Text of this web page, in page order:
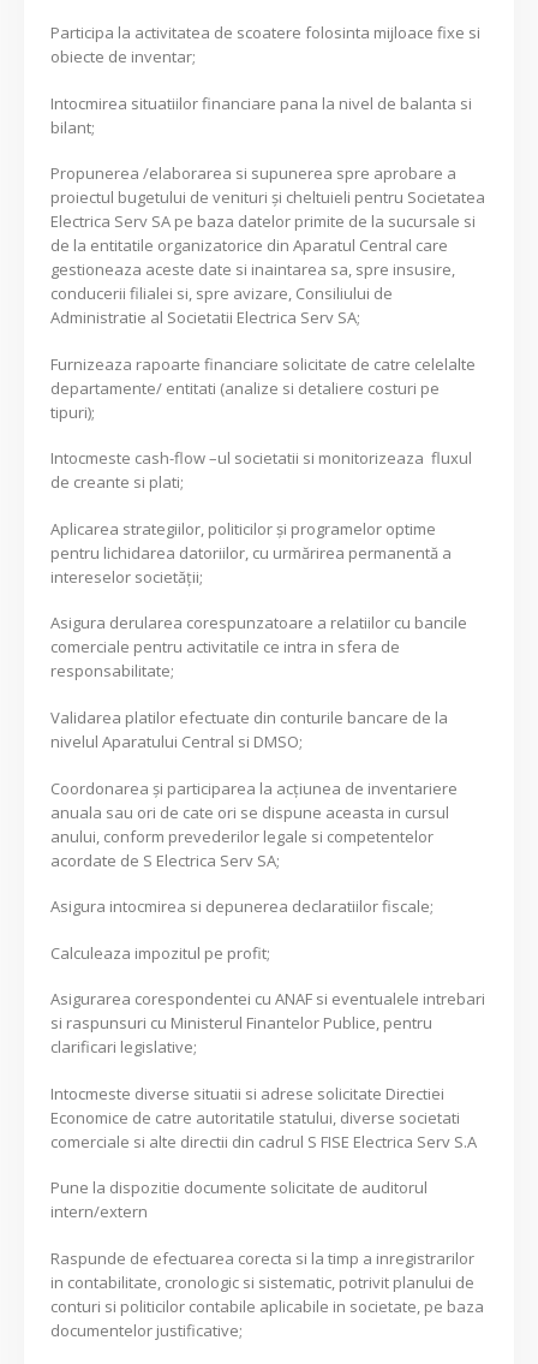
Participa la activitatea de scoatere folosinta mijloace fixe si
obiecte de inventar;
Intocmirea situatiilor financiare pana la nivel de balanta si
bilant;
Propunerea /elaborarea si supunerea spre aprobare a
proiectul bugetului de venituri şi cheltuieli pentru Societatea
Electrica Serv SA pe baza datelor primite de la sucursale si
de la entitatile organizatorice din Aparatul Central care
gestioneaza aceste date si inaintarea sa, spre insusire,
conducerii filialei si, spre avizare, Consiliului de
Administratie al Societatii Electrica Serv SA;
Furnizeaza rapoarte financiare solicitate de catre celelalte
departamente/ entitati (analize si detaliere costuri pe
tipuri);
Intocmeste cash-flow –ul societatii si monitorizeaza fluxul
de creante si plati;
Aplicarea strategiilor, politicilor şi programelor optime
pentru lichidarea datoriilor, cu urmărirea permanentă a
intereselor societăţii;
Asigura derularea corespunzatoare a relatiilor cu bancile
comerciale pentru activitatile ce intra in sfera de
responsabilitate;
Validarea platilor efectuate din conturile bancare de la
nivelul Aparatului Central si DMSO;
Coordonarea şi participarea la acţiunea de inventariere
anuala sau ori de cate ori se dispune aceasta in cursul
anului, conform prevederilor legale si competentelor
acordate de S Electrica Serv SA;
Asigura intocmirea si depunerea declaratiilor fiscale;
Calculeaza impozitul pe profit;
Asigurarea corespondentei cu ANAF si eventualele intrebari
si raspunsuri cu Ministerul Finantelor Publice, pentru
clarificari legislative;
Intocmeste diverse situatii si adrese solicitate Directiei
Economice de catre autoritatile statului, diverse societati
comerciale si alte directii din cadrul S FISE Electrica Serv S.A
Pune la dispozitie documente solicitate de auditorul
intern/extern
Raspunde de efectuarea corecta si la timp a inregistrarilor
in contabilitate, cronologic si sistematic, potrivit planului de
conturi si politicilor contabile aplicabile in societate, pe baza
documentelor justificative;